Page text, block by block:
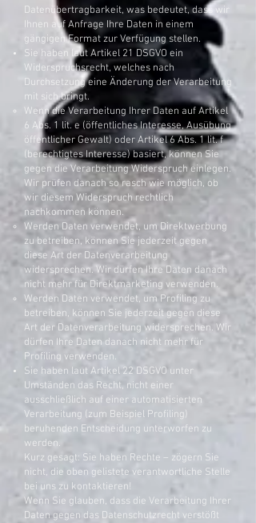
Datenübertragbarkeit, was bedeutet, dass wir
Ihnen auf Anfrage Ihre Daten in einem
gängigen Format zur Verfügung stellen.
Sie haben laut Artikel 21 DSGVO ein
Widerspruchsrecht, welches nach
Durchsetzung eine Änderung der Verarbeitung
mit sich bringt.
Wenn die Verarbeitung Ihrer Daten auf Artikel
6 Abs. 1 lit. e (öffentliches Interesse, Ausübung
öffentlicher Gewalt) oder Artikel 6 Abs. 1 lit. f
(berechtigtes Interesse) basiert, können Sie
gegen die Verarbeitung Widerspruch einlegen.
Wir prüfen danach so rasch wie möglich, ob
wir diesem Widerspruch rechtlich
nachkommen können.
Werden Daten verwendet, um Direktwerbung
zu betreiben, können Sie jederzeit gegen
diese Art der Datenverarbeitung
widersprechen. Wir dürfen Ihre Daten danach
nicht mehr für Direktmarketing verwenden.
Werden Daten verwendet, um Profiling zu
betreiben, können Sie jederzeit gegen diese
Art der Datenverarbeitung widersprechen. Wir
dürfen Ihre Daten danach nicht mehr für
Profiling verwenden.
Sie haben laut Artikel 22 DSGVO unter
Umständen das Recht, nicht einer
ausschließlich auf einer automatisierten
Verarbeitung (zum Beispiel Profiling)
beruhenden Entscheidung unterworfen zu
werden.
Kurz gesagt: Sie haben Rechte – zögern Sie
nicht, die oben gelistete verantwortliche Stelle
bei uns zu kontaktieren!
Wenn Sie glauben, dass die Verarbeitung Ihrer
Daten gegen das Datenschutzrecht verstößt